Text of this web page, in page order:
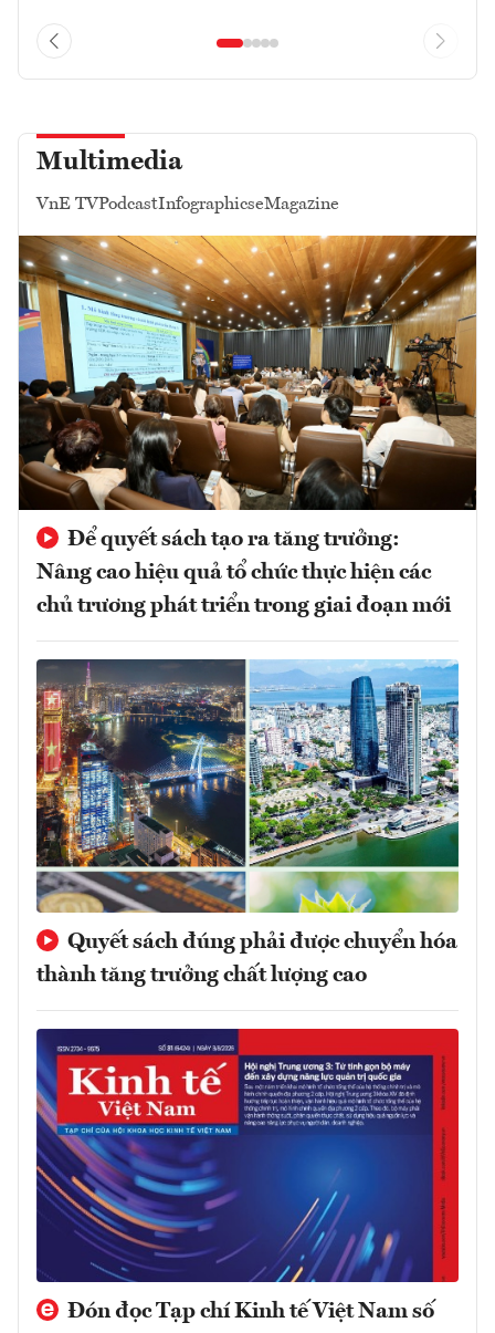
Multimedia
VnE TVPodcastInfographicseMagazine
Để quyết sách tạo ra tăng trưởng:
Nâng cao hiệu quả tổ chức thực hiện các
chủ trương phát triển trong giai đoạn mới
Quyết sách đúng phải được chuyển hóa
thành tăng trưởng chất lượng cao
Đón đọc Tạp chí Kinh tế Việt Nam số